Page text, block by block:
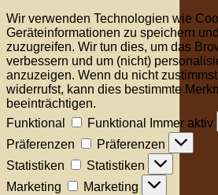
Wir verwenden Technologien wie
Geräteinformationen zu speichern
zuzugreifen. Wir tun dies, um das
verbessern und um (nicht)
anzuzeigen. Wenn du nicht
widerrufst, kann dies bestimmte
beeinträchtigen.
Funktional
Funktional
Immer aktiv
Präferenzen
Präferenzen
Statistiken
Statistiken
Marketing
Marketing